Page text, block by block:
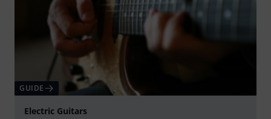
GUIDE
Electric Guitars